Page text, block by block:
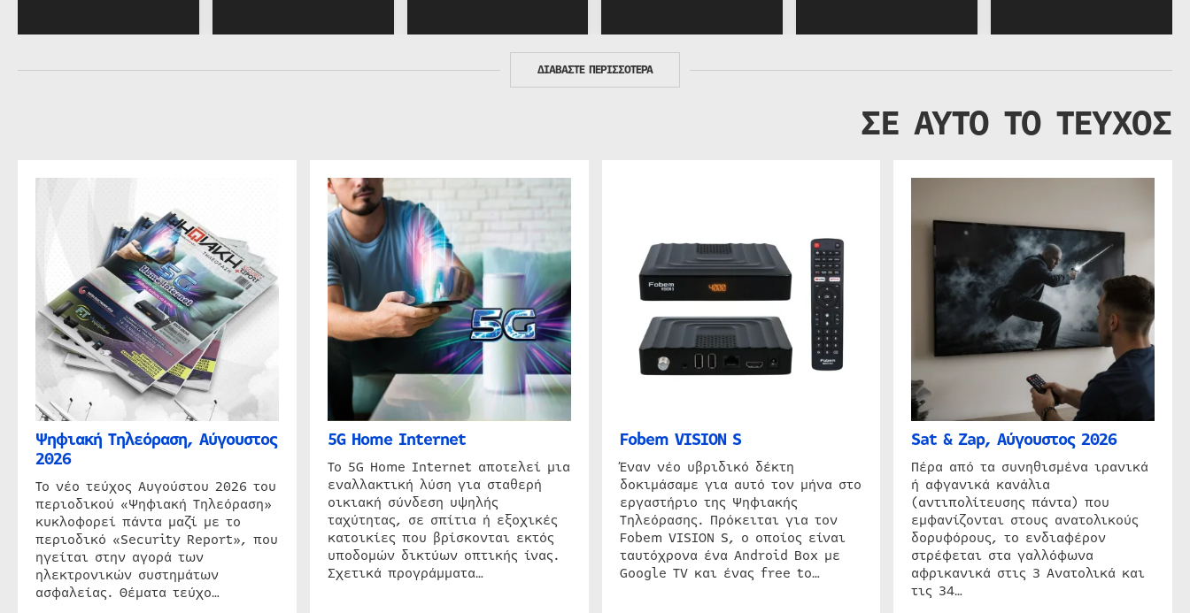
ΔΙΑΒΑΣΤΕ ΠΕΡΙΣΣΟΤΕΡΑ
ΣΕ ΑΥΤΟ ΤΟ ΤΕΥΧΟΣ
Ψηφιακή Τηλεόραση, Αύγουστος
2026
Το νέο τεύχος Αυγούστου 2026 του
περιοδικού «Ψηφιακή Τηλεόραση»
κυκλοφορεί πάντα μαζί με το
περιοδικό «Security Report», που
ηγείται στην αγορά των
ηλεκτρονικών συστημάτων
ασφαλείας. Θέματα τεύχο…
5G Home Internet
Το 5G Home Internet αποτελεί μια
εναλλακτική λύση για σταθερή
οικιακή σύνδεση υψηλής
ταχύτητας, σε σπίτια ή εξοχικές
κατοικίες που βρίσκονται εκτός
υποδομών δικτύων οπτικής ίνας.
Σχετικά προγράμματα…
Fobem VISION S
Έναν νέο υβριδικό δέκτη
δοκιμάσαμε για αυτό τον μήνα στο
εργαστήριο της Ψηφιακής
Τηλεόρασης. Πρόκειται για τον
Fobem VISION S, ο οποίος είναι
ταυτόχρονα ένα Android Box με
Google TV και ένας free to…
Sat & Zap, Αύγουστος 2026
Πέρα από τα συνηθισμένα ιρανικά
ή αφγανικά κανάλια
(αντιπολίτευσης πάντα) που
εμφανίζονται στους ανατολικούς
δορυφόρους, το ενδιαφέρον
στρέφεται στα γαλλόφωνα
αφρικανικά στις 3 Ανατολικά και
τις 34…